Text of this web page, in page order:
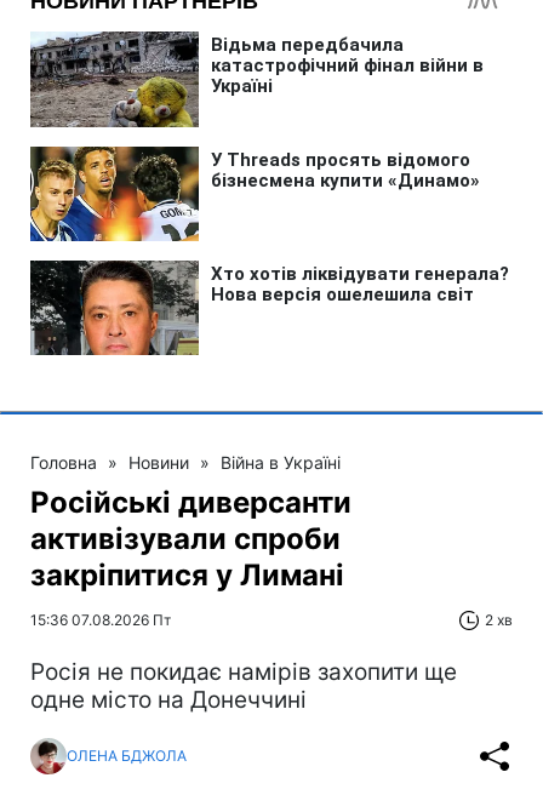
Головна » Новини » Війна в Україні
Російські диверсанти
активізували спроби
закріпитися у Лимані
15:36 07.08.2026 Пт 2 хв
Росія не покидає намірів захопити ще
одне місто на Донеччині
ОЛЕНА БДЖОЛА